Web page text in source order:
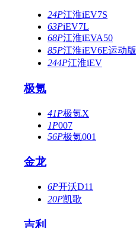
24P江淮iEV7S
63PiEV7L
68P江淮iEVA50
85P江淮iEV6E运动版
244P江淮iEV
极氪
41P极氪X
1P007
56P极氪001
金龙
6P开沃D11
20P凯歌
吉利